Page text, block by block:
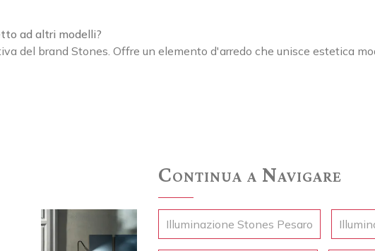
ad altri modelli?
del brand Stones. Offre un elemento d'arredo che unisce estetica
Continua a Navigare
Illuminazione Stones Pesaro